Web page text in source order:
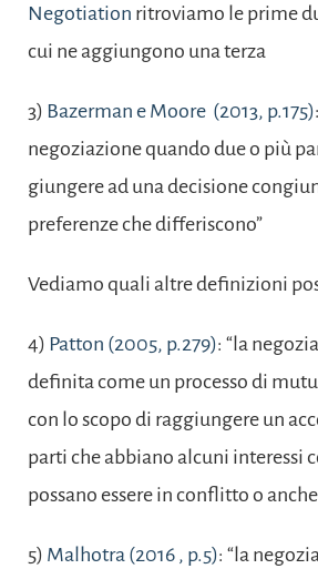
Negotiation ritroviamo le prime
cui ne aggiungono una terza
3) Bazerman e Moore (2013, p.175)
negoziazione quando due o più
giungere ad una decisione
preferenze che differiscono”
Vediamo quali altre definizioni
4) Patton (2005, p.279): “la
definita come un processo di
con lo scopo di raggiungere un
parti che abbiano alcuni interessi
possano essere in conflitto o
5) Malhotra (2016 , p.5): “la